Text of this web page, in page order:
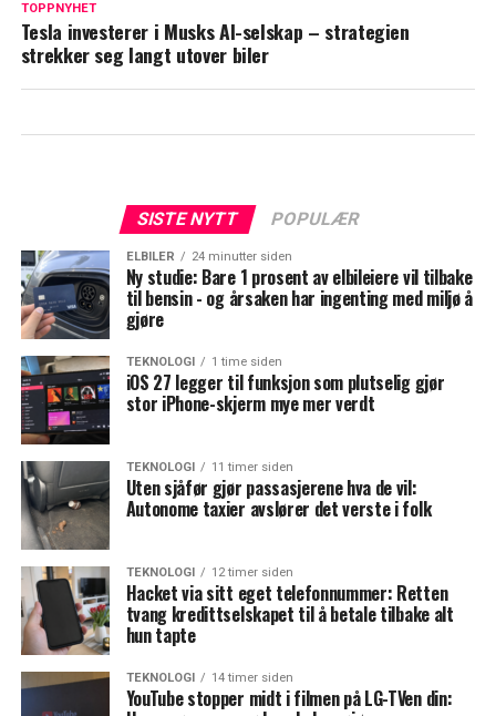
TOPPNYHET
Tesla investerer i Musks AI-selskap – strategien
strekker seg langt utover biler
SISTE NYTT POPULÆR
ELBILER 24 minutter siden
Ny studie: Bare 1 prosent av elbileiere vil tilbake
til bensin - og årsaken har ingenting med miljø å
gjøre
TEKNOLOGI 1 time siden
iOS 27 legger til funksjon som plutselig gjør
stor iPhone-skjerm mye mer verdt
TEKNOLOGI 11 timer siden
Uten sjåfør gjør passasjerene hva de vil:
Autonome taxier avslører det verste i folk
TEKNOLOGI 12 timer siden
Hacket via sitt eget telefonnummer: Retten
tvang kredittselskapet til å betale tilbake alt
hun tapte
TEKNOLOGI 14 timer siden
YouTube stopper midt i filmen på LG-TVen din: